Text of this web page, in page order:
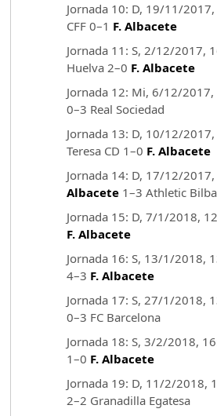
Jornada 10: D, 19/11/
CFF 0–1 F. Albacete
Jornada 11: S, 2/12/2017,
Huelva 2–0 F. Albacete
Jornada 12: Mi, 6/12/
0–3 Real Sociedad
Jornada 13: D, 10/12/
Teresa CD 1–0 F. Albacete
Jornada 14: D, 17/12/
Albacete1–3 Athletic
Jornada 15: D, 7/1/2018,
F. Albacete
Jornada 16: S, 13/1/
4–3 F. Albacete
Jornada 17: S, 27/1/2018,
0–3 FC Barcelona
Jornada 18: S, 3/2/2018,
1–0 F. Albacete
Jornada 19: D, 11/2/2018,
2–2 Granadilla Egatesa